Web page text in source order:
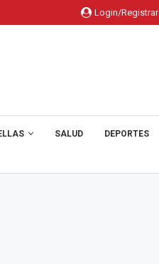
Login/Registrar
SALUD DEPORTES